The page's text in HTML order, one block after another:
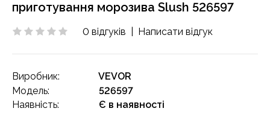
приготування морозива Slush 526597
0 відгуків Написати відгук
Виробник:
VEVOR
Модель:
526597
Наявність:
Є в наявності